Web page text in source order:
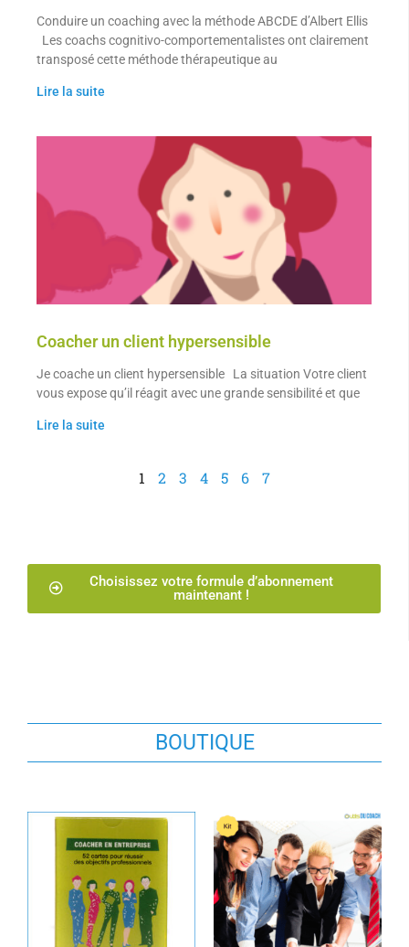
Conduire un coaching avec la méthode ABCDE d’Albert Ellis
Les coachs cognitivo-comportementalistes ont clairement
transposé cette méthode thérapeutique au
Lire la suite
Coacher un client hypersensible
Je coache un client hypersensible La situation Votre client
vous expose qu’il réagit avec une grande sensibilité et que
Lire la suite
1 2 3 4 5 6 7
Choisissez votre formule d’abonnement
maintenant !
BOUTIQUE